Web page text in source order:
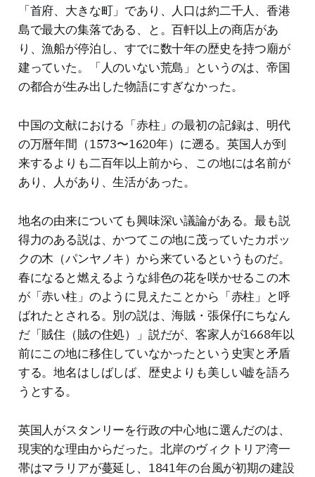
「首府、大きな町」であり、人口は約二千人、香港
島で最大の集落である、と。百軒以上の商店があ
り、漁船が停泊し、すでに数十年の歴史を持つ廟が
建っていた。「人のいない荒島」というのは、帝国
の都合が生み出した物語にすぎなかった。
中国の文献における「赤柱」の最初の記録は、明代
の万暦年間（1573〜1620年）に遡る。英国人が到
来するよりも二百年以上前から、この地には名前が
あり、人があり、生活があった。
地名の由来についても興味深い議論がある。最も説
得力のある説は、かつてこの地に茂っていたカポッ
クの木（パンヤノキ）から来ているというものだ。
春になると燃えるような緋色の花を咲かせるこの木
が「赤い柱」のように見えたことから「赤柱」と呼
ばれたとされる。別の説は、海賊・張保仔にちなん
だ「賊住（賊の住処）」説だが、客家人が1668年以
前にこの地に移住していなかったという史実と矛盾
する。地名はしばしば、歴史よりも美しい嘘を語ろ
うとする。
英国人がスタンリーを行政の中心地に選んだのは、
現実的な理由からだった。北岸のヴィクトリア湾一
帯はマラリアが蔓延し、1841年の台風が初期の建設